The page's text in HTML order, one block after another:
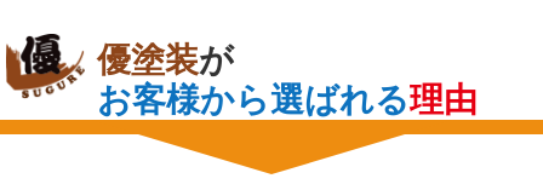
優塗装が
お客様から選ばれる理由